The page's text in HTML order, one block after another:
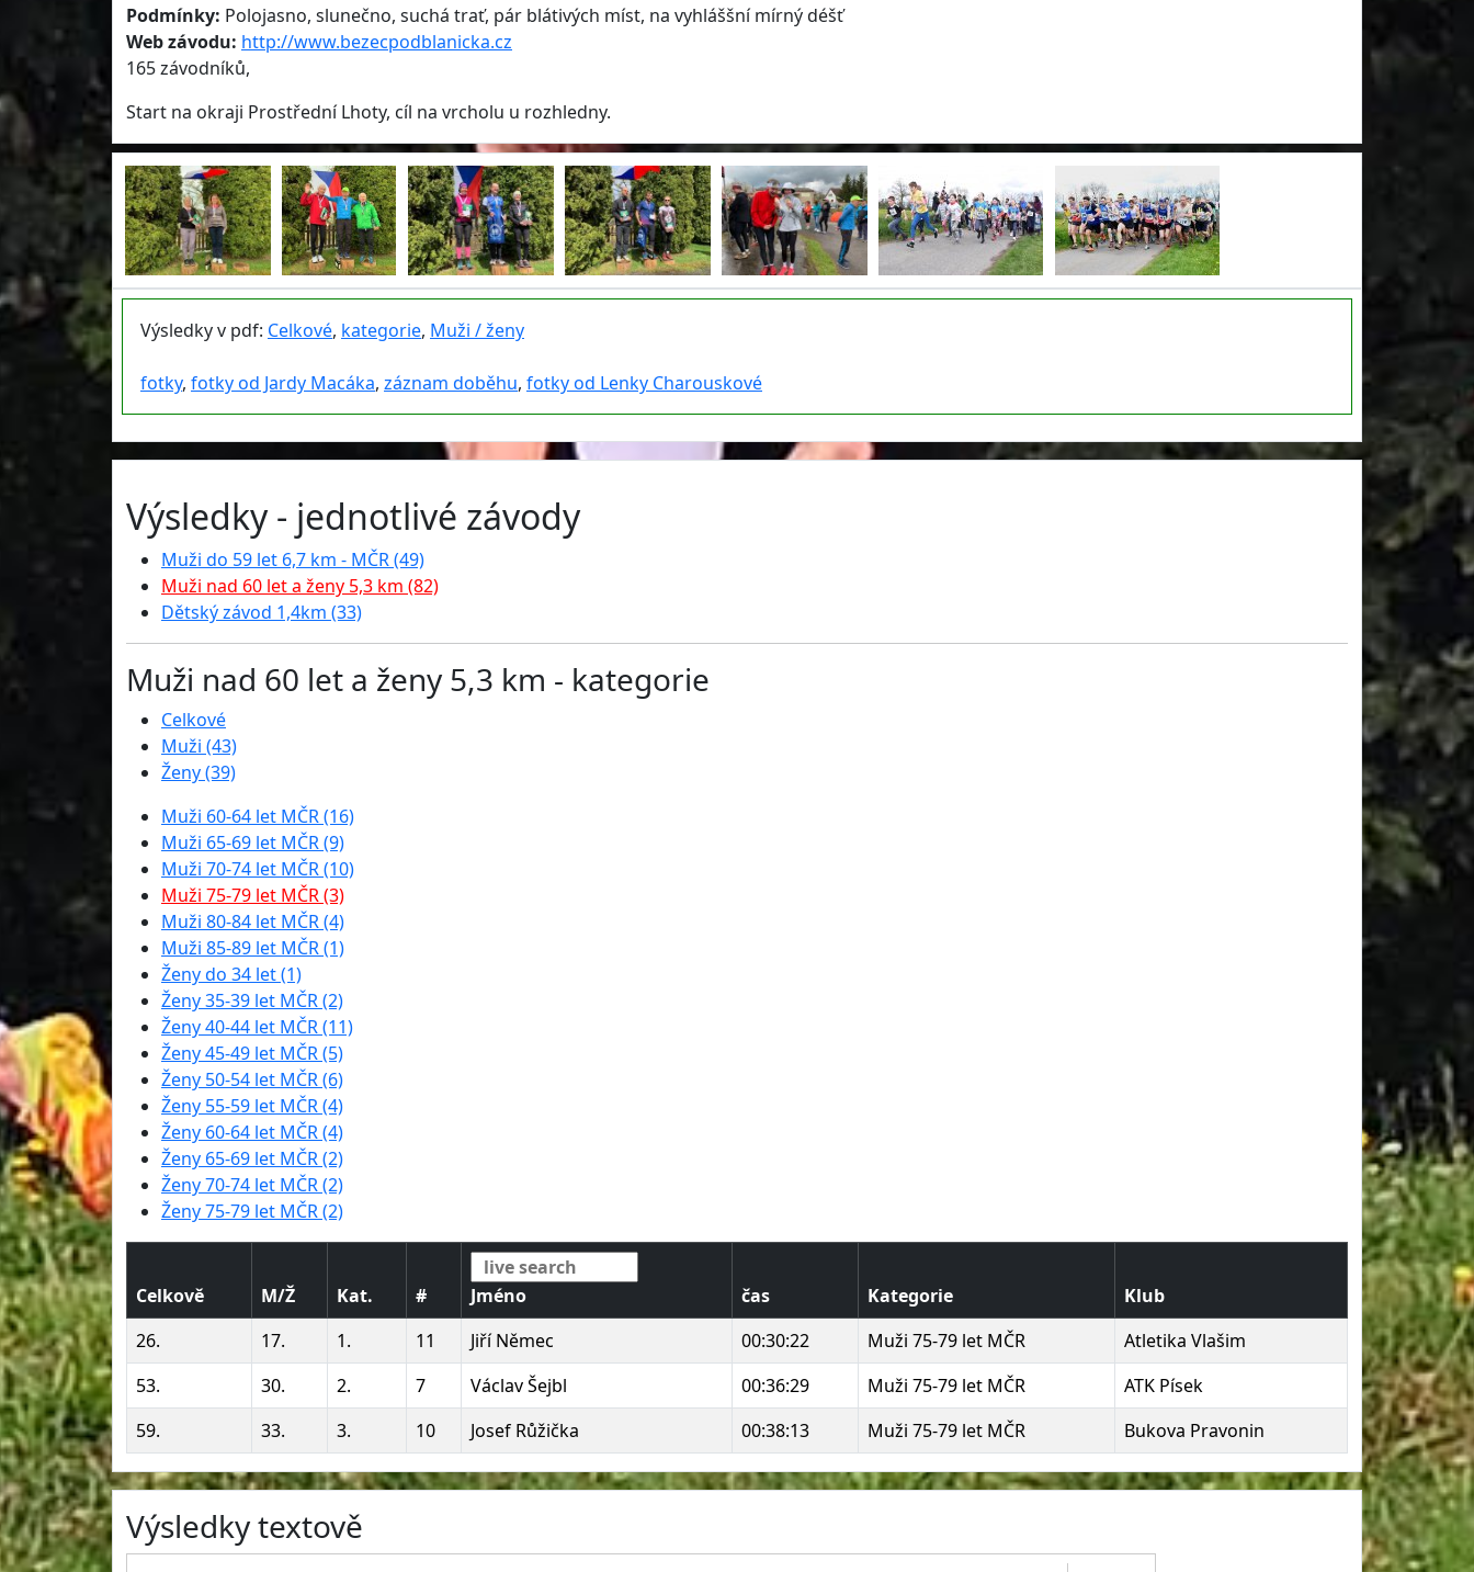
Podmínky: Polojasno, slunečno, suchá trať, pár blátivých míst, na vyhláššní mírný déšť
Web závodu: http://www.bezecpodblanicka.cz
165 závodníků,
Start na okraji Prostřední Lhoty, cíl na vrcholu u rozhledny.
Výsledky v pdf: Celkové, kategorie, Muži / ženy
fotky, fotky od Jardy Macáka, záznam doběhu, fotky od Lenky Charouskové
Výsledky - jednotlivé závody
Muži do 59 let 6,7 km - MČR (49)
Muži nad 60 let a ženy 5,3 km (82)
Dětský závod 1,4km (33)
Muži nad 60 let a ženy 5,3 km - kategorie
Celkové
Muži (43)
Ženy (39)
Muži 60-64 let MČR (16)
Muži 65-69 let MČR (9)
Muži 70-74 let MČR (10)
Muži 75-79 let MČR (3)
Muži 80-84 let MČR (4)
Muži 85-89 let MČR (1)
Ženy do 34 let (1)
Ženy 35-39 let MČR (2)
Ženy 40-44 let MČR (11)
Ženy 45-49 let MČR (5)
Ženy 50-54 let MČR (6)
Ženy 55-59 let MČR (4)
Ženy 60-64 let MČR (4)
Ženy 65-69 let MČR (2)
Ženy 70-74 let MČR (2)
Ženy 75-79 let MČR (2)
Celkově M/Ž Kat. # Jméno čas Kategorie
Klub
26.
17. 1. 11 Jiří Němec 00:30:22 Muži 75-79 let MČR
Atletika Vlašim
53.
30. 2. 7 Václav Šejbl 00:36:29 Muži 75-79 let MČR
ATK Písek
59.
33. 3. 10 Josef Růžička 00:38:13 Muži 75-79 let MČR Bukova Pravonin
Výsledky textově